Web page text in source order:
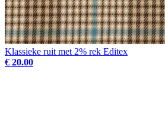
Klassieke ruit met 2% rek Editex
€ 20.00